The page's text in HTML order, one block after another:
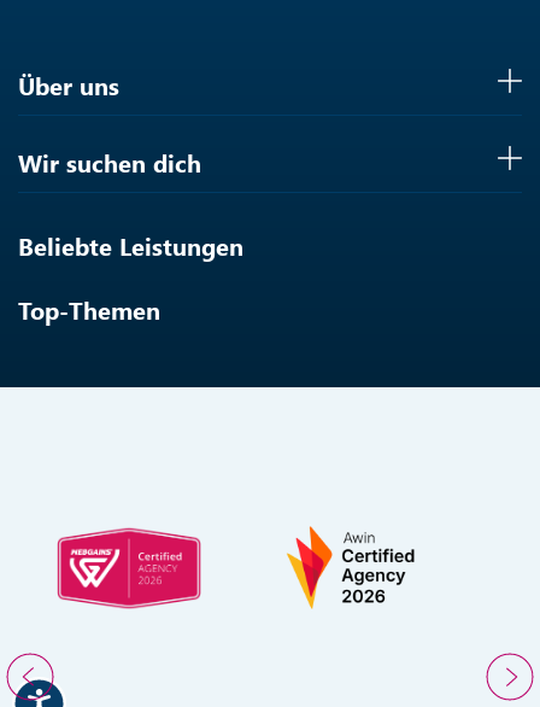
Über uns
Wir suchen dich
Beliebte Leistungen
Top-Themen